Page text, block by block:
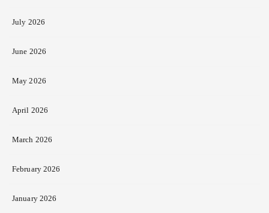
July 2026
June 2026
May 2026
April 2026
March 2026
February 2026
January 2026